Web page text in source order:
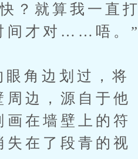
？就算我一直打
间才对……唔。”
角边划过，将
边，源自于他
在墙壁上的符
在了段青的视